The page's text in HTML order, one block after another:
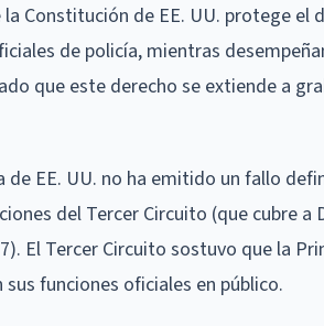
Constitución de EE. UU. protege
de policía, mientras
que este derecho se extiende a
de EE. UU. no ha emitido un fallo
del Tercer Circuito (que cubre
El Tercer Circuito sostuvo que la
funciones oficiales en público.